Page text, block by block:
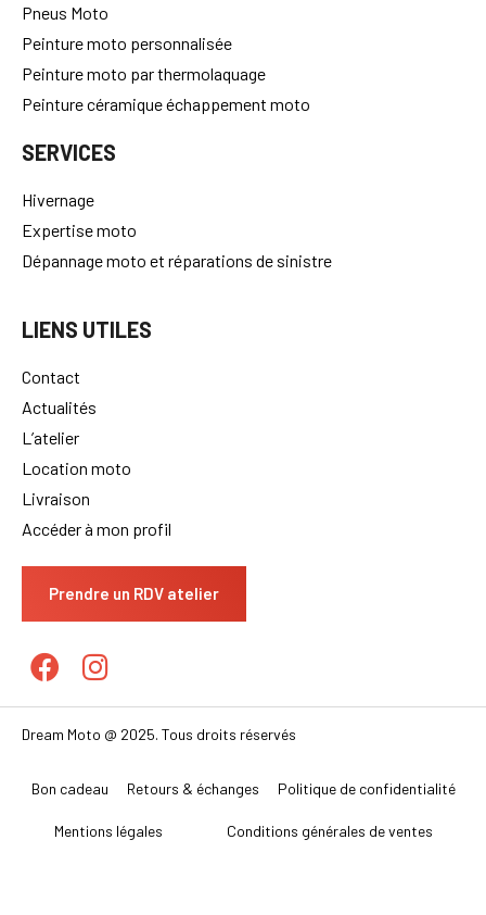
Pneus Moto
Peinture moto personnalisée
Peinture moto par thermolaquage
Peinture céramique échappement moto
SERVICES
Hivernage
Expertise moto
Dépannage moto et réparations de sinistre
LIENS UTILES
Contact
Actualités
L’atelier
Location moto
Livraison
Accéder à mon profil
Prendre un RDV atelier
Dream Moto @ 2025. Tous droits réservés
Bon cadeau Retours & échanges Politique de confidentialité
Mentions légales Conditions générales de ventes